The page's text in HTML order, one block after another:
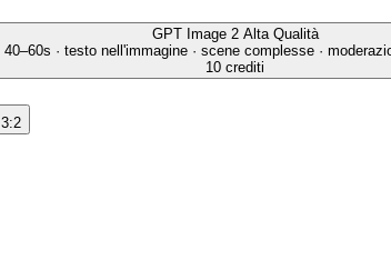
GPT Image 2 Alta Qualità
40–60s · testo nell'immagine · scene complesse ·
10 crediti
3:2